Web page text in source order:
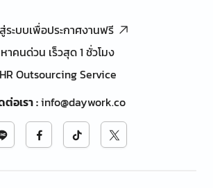
ระบบเพื่อประกาศงานฟรี
หาคนด่วน เร็วสุด 1 ชั่วโมง
HR Outsourcing Service
อเรา:info@daywork.co